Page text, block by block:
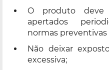
O produto deve
apertados
normas preventivas
Não deixar
excessiva;